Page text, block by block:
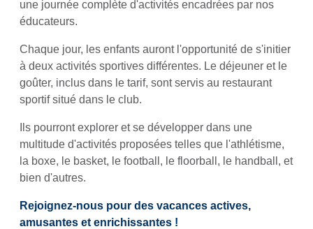
une journée complète d'activités encadrées par nos
éducateurs.
Chaque jour, les enfants auront l'opportunité de s'initier
à deux activités sportives différentes. Le déjeuner et le
goûter, inclus dans le tarif, sont servis au restaurant
sportif situé dans le club.
Ils pourront explorer et se développer dans une
multitude d'activités proposées telles que l'athlétisme,
la boxe, le basket, le football, le floorball, le handball, et
bien d'autres.
Rejoignez-nous pour des vacances actives,
amusantes et enrichissantes !